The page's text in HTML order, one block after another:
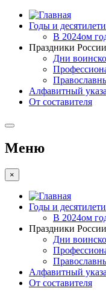
Годы и
В 2024ом
Праздники России
Дни
Алфавитный
От составителя
Меню
×
Годы и
В 2024ом
Праздники России
Дни
Алфавитный
От составителя